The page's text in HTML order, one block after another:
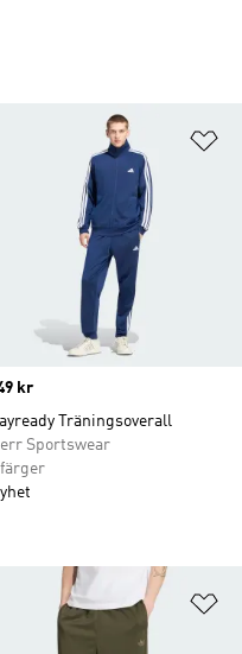
till på önskelistan
kr
Träningsoverall
Sportswear
till på önskelistan